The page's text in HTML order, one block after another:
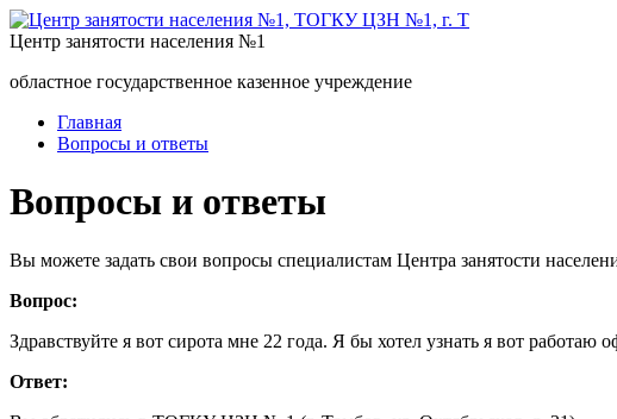
Центр занятости населения №1
областное государственное казенное учреждение
Главная
Вопросы и ответы
Вопросы и ответы
Вы можете задать свои вопросы специалистам Центра занятости
Вопрос:
Здравствуйте я вот сирота мне 22 года. Я бы хотел узнать я вот
Ответ: